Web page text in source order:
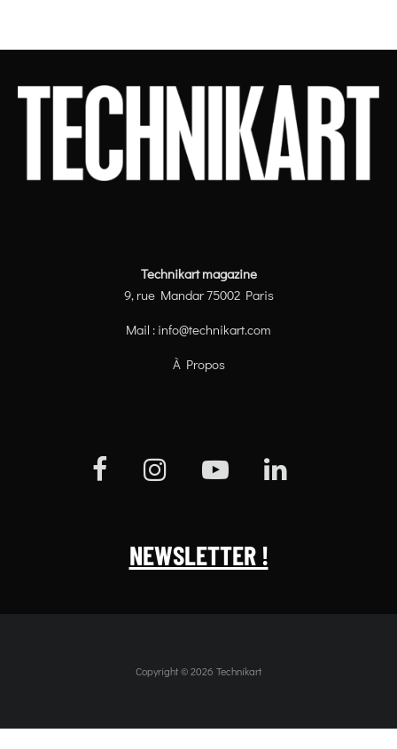
Technikart magazine
9, rue Mandar 75002 Paris
Mail : info@technikart.com
À Propos
NEWSLETTER !
Copyright © 2026 Technikart